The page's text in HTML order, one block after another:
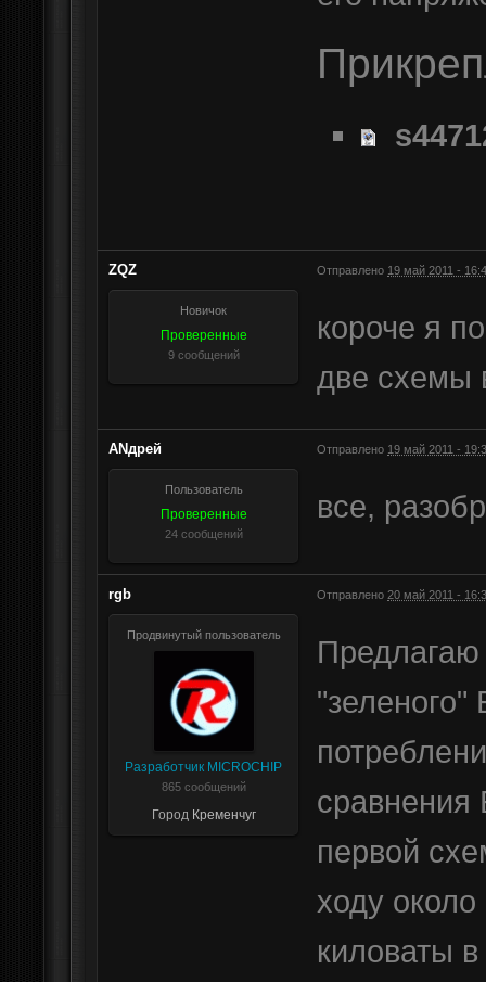
ZQZ Отправлено 19 май 2011 -
Новичок
Проверенные
9 сообщений
короче я
две схемы
АNдрей Отправлено 19 май 2011 -
Пользователь
Проверенные
24 сообщений
все,
rgb Отправлено 20 май 2011 -
Продвинутый пользователь
Разработчик MICROCHIP
865 сообщений
Город Кременчуг
Предлагаю
сравнения
первой
ходу
киловаты